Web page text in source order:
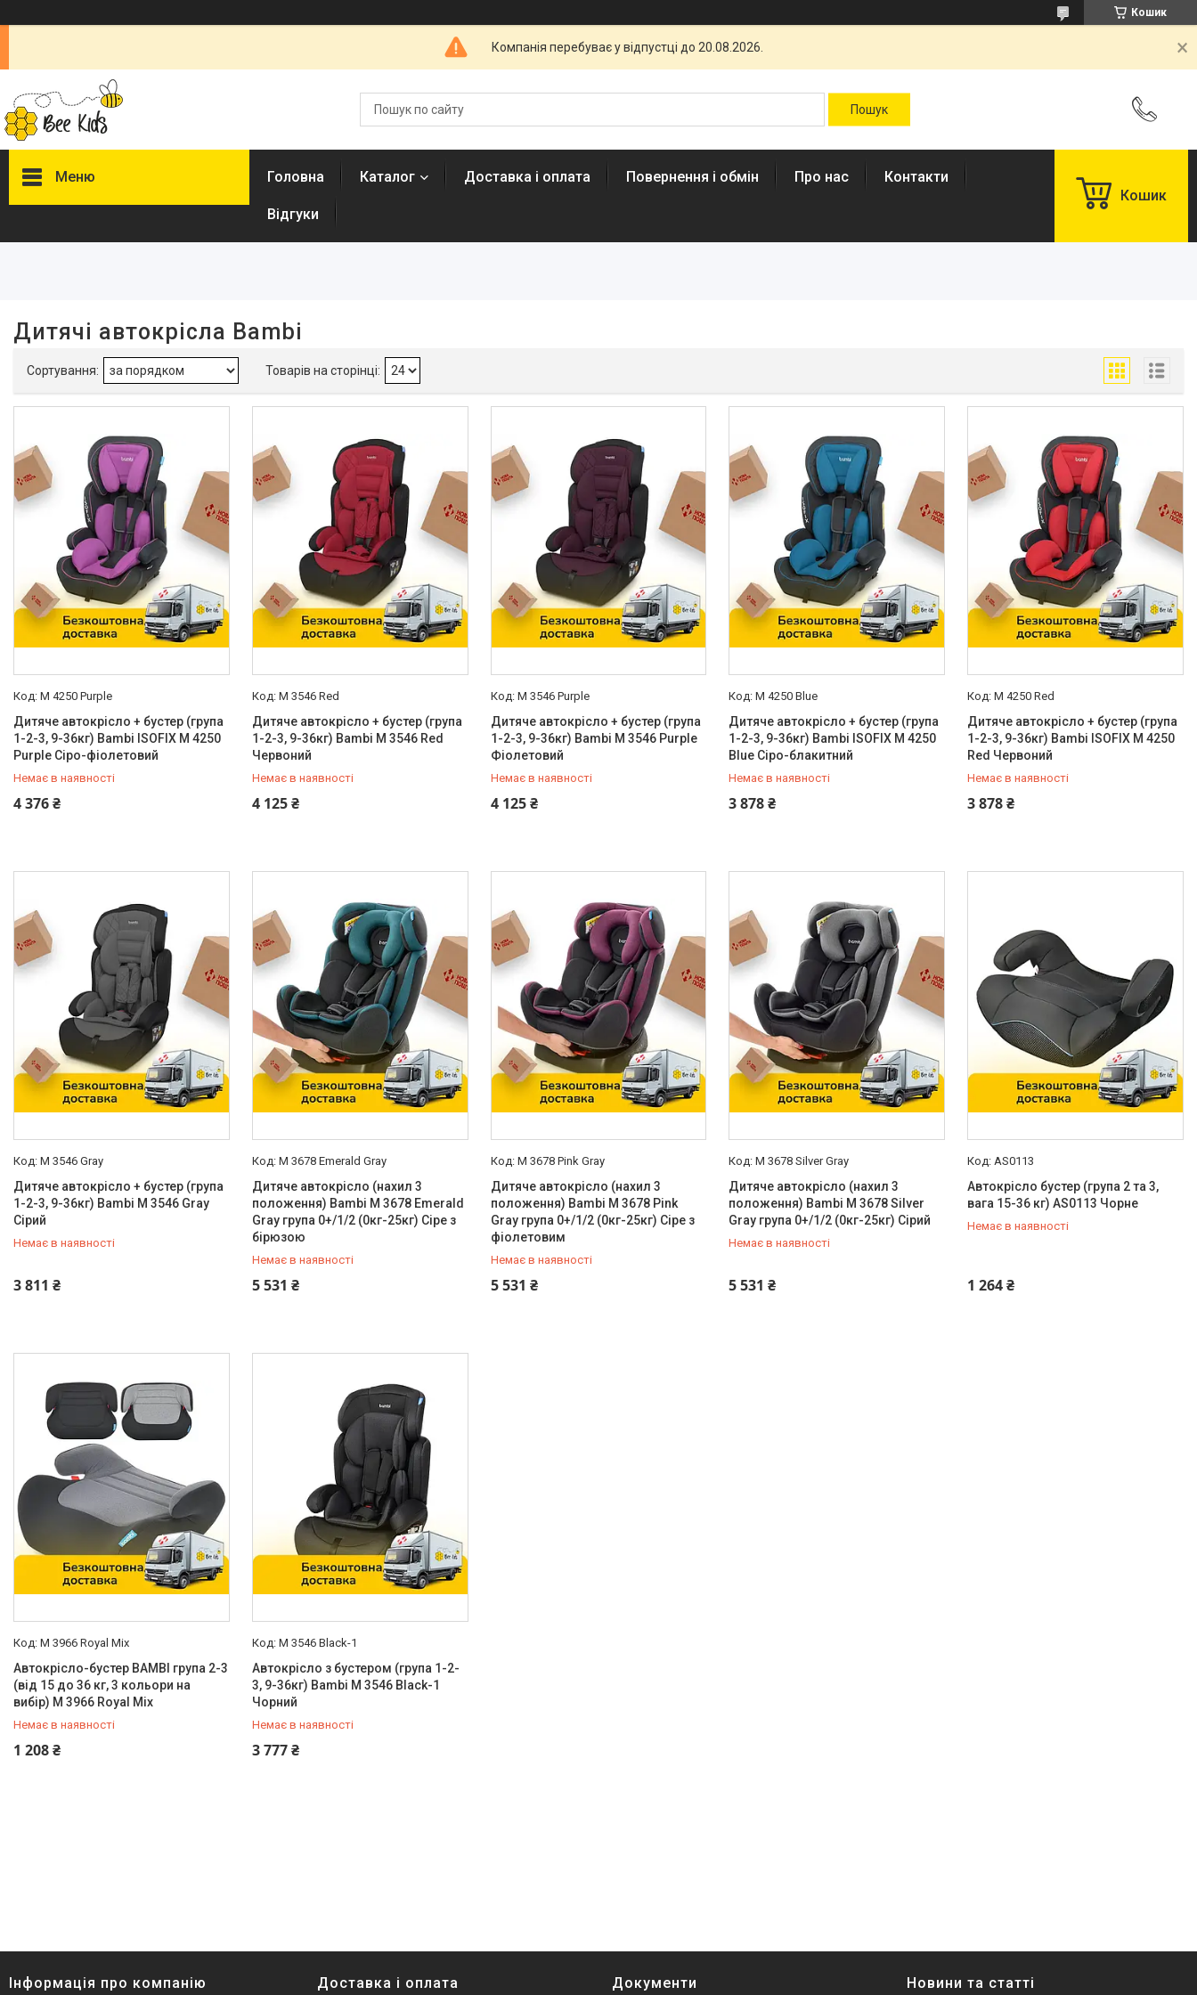
Кошик
Компанія перебуває у відпустці до 20.08.2026.
Меню
Bambi 12
Країна виробник
Від 1 до 12 років 7
Від 4 до 12 років 2
Від народження до 7 років
Блакитний 1
Бірюзовий 1
Сірий 3
Ще 1
Стан
Нове
5-ти точкові ремені
10
Спосіб установки
Комбінований 3
Обличчям вперед
Підголовник
Регульований 10
Регулювання спинки
По куту нахилу
Система кріплення
Анатомічна подушка
спинки
Наявність підлокітників
Так
Каталог
Новинки
Доставка і оплата
Повернення і обмін
Документи
Відгуки
Контакти
Головна Каталог Доставка і оплата Повернення і обмін Про нас Контакти
Відгуки
Кошик
Дитячі автокрісла Bambi
M 4250 Purple
Дитяче автокрісло + бустер (група
1-2-3, 9-36кг) Bambi ISOFIX M 4250
Purple Сіро-фіолетовий
Немає в наявності
4 376 ₴
0 (800) 33-98-35
M 3546 Red
Дитяче автокрісло + бустер (група
1-2-3, 9-36кг) Bambi M 3546 Red
Червоний
Немає в наявності
4 125 ₴
0 (800) 33-98-35
M 3546 Purple
Дитяче автокрісло + бустер (група
1-2-3, 9-36кг) Bambi M 3546 Purple
Фіолетовий
Немає в наявності
4 125 ₴
0 (800) 33-98-35
M 4250 Blue
Дитяче автокрісло + бустер (група
1-2-3, 9-36кг) Bambi ISOFIX M 4250
Blue Сіро-блакитний
Немає в наявності
3 878 ₴
0 (800) 33-98-35
M 4250 Red
Дитяче автокрісло + бустер (група
1-2-3, 9-36кг) Bambi ISOFIX M 4250
Red Червоний
Немає в наявності
3 878 ₴
0 (800) 33-98-35
M 3546 Gray
Дитяче автокрісло + бустер (група
1-2-3, 9-36кг) Bambi M 3546 Gray
Сірий
Немає в наявності
3 811 ₴
0 (800) 33-98-35
M 3678 Emerald Gray
Дитяче автокрісло (нахил 3
положення) Bambi M 3678 Emerald
Gray група 0+/1/2 (0кг-25кг) Сіре з
бірюзою
Немає в наявності
5 531 ₴
0 (800) 33-98-35
M 3678 Pink Gray
Дитяче автокрісло (нахил 3
положення) Bambi M 3678 Pink
Gray група 0+/1/2 (0кг-25кг) Сіре з
фіолетовим
Немає в наявності
5 531 ₴
0 (800) 33-98-35
M 3678 Silver Gray
Дитяче автокрісло (нахил 3
положення) Bambi M 3678 Silver
Gray група 0+/1/2 (0кг-25кг) Сірий
Немає в наявності
5 531 ₴
0 (800) 33-98-35
AS0113
Автокрісло бустер (група 2 та 3,
вага 15-36 кг) AS0113 Чорне
Немає в наявності
1 264 ₴
0 (800) 33-98-35
M 3966 Royal Mix
Автокрісло-бустер BAMBI група 2-3
(від 15 до 36 кг, 3 кольори на
вибір) M 3966 Royal Mix
Немає в наявності
1 208 ₴
0 (800) 33-98-35
M 3546 Black-1
Автокрісло з бустером (група 1-2-
3, 9-36кг) Bambi M 3546 Black-1
Чорний
Немає в наявності
3 777 ₴
0 (800) 33-98-35
Інформація про компанію Доставка і оплата Документи Новини та статті